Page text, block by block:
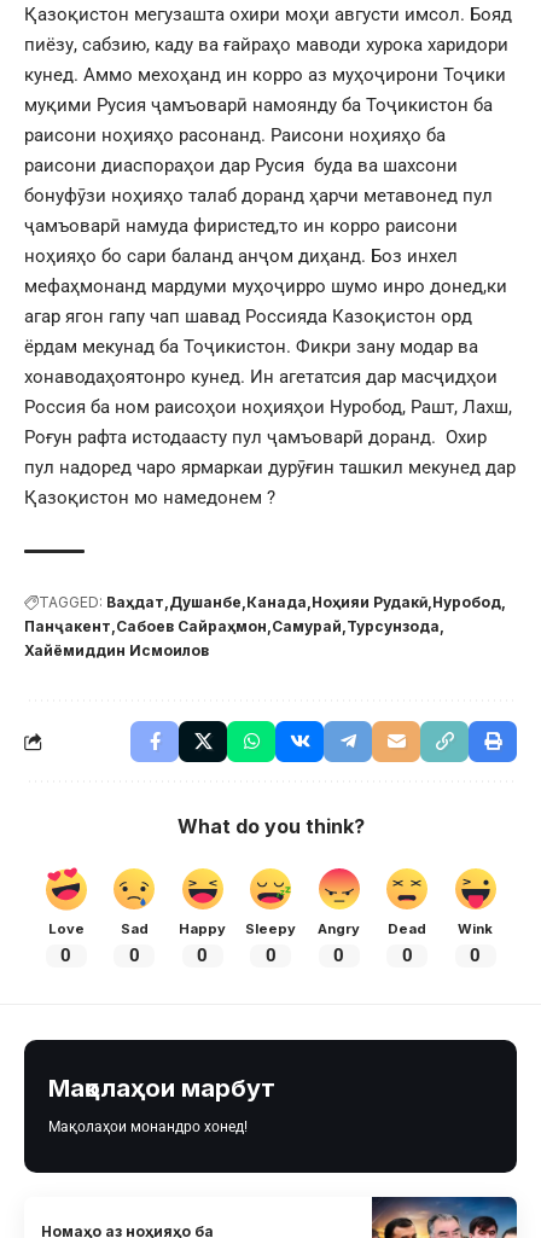
Қазоқистон мегузашта охири моҳи августи имсол. Бояд
пиёзу, сабзию, каду ва ғайраҳо маводи хурока харидори
кунед. Аммо мехоҳанд ин корро аз муҳоҷирони Тоҷики
муқими Русия ҷамъоварӣ намоянду ба Тоҷикистон ба
раисони ноҳияҳо расонанд. Раисони ноҳияҳо ба
раисони диаспораҳои дар Русия буда ва шахсони
бонуфӯзи ноҳияҳо талаб доранд ҳарчи метавонед пул
ҷамъоварӣ намуда фиристед,то ин корро раисони
ноҳияҳо бо сари баланд анҷом диҳанд. Боз инхел
мефаҳмонанд мардуми муҳоҷирро шумо инро донед,ки
агар ягон гапу чап шавад Россияда Казоқистон орд
ёрдам мекунад ба Тоҷикистон. Фикри зану модар ва
хонаводаҳоятонро кунед. Ин агетатсия дар масҷидҳои
Россия ба ном раисоҳои ноҳияҳои Нуробод, Рашт, Лахш,
Роғун рафта истодаасту пул ҷамъоварӣ доранд. Охир
пул надоред чаро ярмаркаи дурӯғин ташкил мекунед дар
Қазоқистон мо намедонем ?
TAGGED: Ваҳдат Душанбе Канада Ноҳияи Рудакӣ Нуробод
Панҷакент Сабоев Сайраҳмон Самурай Турсунзода
Хайёмиддин Исмоилов
What do you think?
Love
0
Sad
0
Happy
0
Sleepy
0
Angry
0
Dead
0
Wink
0
Мақолаҳои марбут
Мақолаҳои монандро хонед!
Номаҳо аз ноҳияҳо ба